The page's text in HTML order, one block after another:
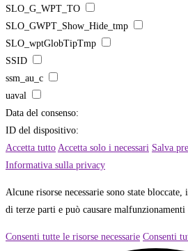
SLO_G_WPT_TO
SLO_GWPT_Show_Hide_tmp
SLO_wptGlobTipTmp
SSID
ssm_au_c
uaval
Data del consenso:
ID del dispositivo:
Accetta tutto Accetta solo i necessari Salva
Informativa sulla privacy
Alcune risorse necessarie sono state
di terze parti e può causare malfunzionamenti
Consenti tutte le risorse necessarie Consenti